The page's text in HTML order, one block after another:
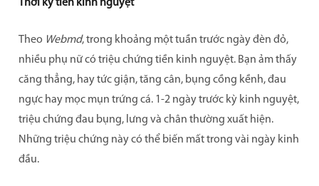
Thời kỳ tiền kinh nguyệt
Theo Webmd, trong khoảng một tuần trước ngày đèn đỏ,
nhiều phụ nữ có triệu chứng tiền kinh nguyệt. Bạn ảm thấy
căng thẳng, hay tức giận, tăng cân, bụng cồng kềnh, đau
ngực hay mọc mụn trứng cá. 1-2 ngày trước kỳ kinh nguyệt,
triệu chứng đau bụng, lưng và chân thường xuất hiện.
Những triệu chứng này có thể biến mất trong vài ngày kinh
đầu.
Tin sản phẩm
LIÊN HỆ